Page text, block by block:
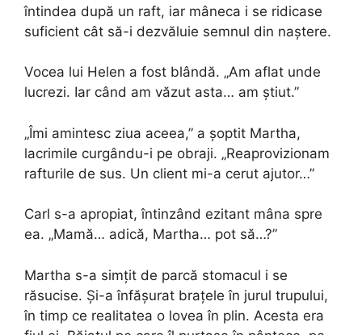
întindea după un raft, iar mâneca i se ridicase
suficient cât să-i dezvăluie semnul din naștere.
Vocea lui Helen a fost blândă. „Am aflat unde
lucrezi. Iar când am văzut asta… am știut.”
„Îmi amintesc ziua aceea,” a șoptit Martha,
lacrimile curgându-i pe obraji. „Reaprovizionam
rafturile de sus. Un client mi-a cerut ajutor…”
Carl s-a apropiat, întinzând ezitant mâna spre
ea. „Mamă… adică, Martha… pot să…?”
Martha s-a simțit de parcă stomacul i se
răsucise. Și-a înfășurat brațele în jurul trupului,
în timp ce realitatea o lovea în plin. Acesta era